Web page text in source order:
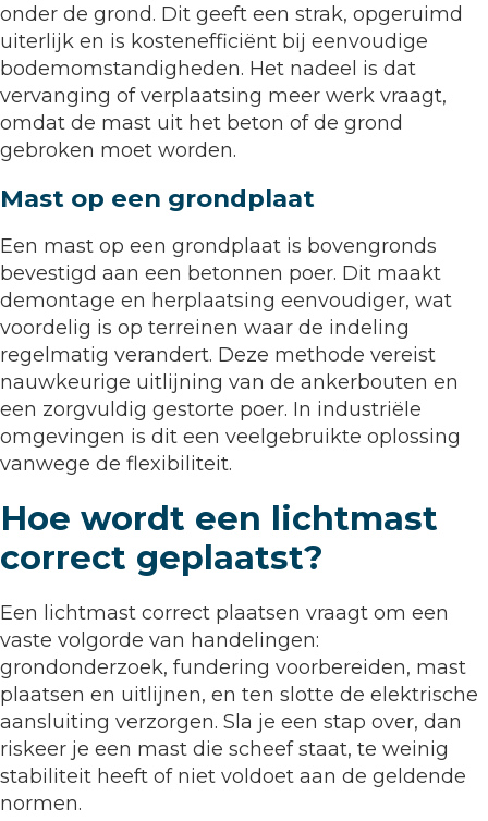
onder de grond. Dit geeft een strak, opgeruimd
uiterlijk en is kostenefficiënt bij eenvoudige
bodemomstandigheden. Het nadeel is dat
vervanging of verplaatsing meer werk vraagt,
omdat de mast uit het beton of de grond
gebroken moet worden.
Mast op een grondplaat
Een mast op een grondplaat is bovengronds
bevestigd aan een betonnen poer. Dit maakt
demontage en herplaatsing eenvoudiger, wat
voordelig is op terreinen waar de indeling
regelmatig verandert. Deze methode vereist
nauwkeurige uitlijning van de ankerbouten en
een zorgvuldig gestorte poer. In industriële
omgevingen is dit een veelgebruikte oplossing
vanwege de flexibiliteit.
Hoe wordt een lichtmast
correct geplaatst?
Een lichtmast correct plaatsen vraagt om een
vaste volgorde van handelingen:
grondonderzoek, fundering voorbereiden, mast
plaatsen en uitlijnen, en ten slotte de elektrische
aansluiting verzorgen. Sla je een stap over, dan
riskeer je een mast die scheef staat, te weinig
stabiliteit heeft of niet voldoet aan de geldende
normen.